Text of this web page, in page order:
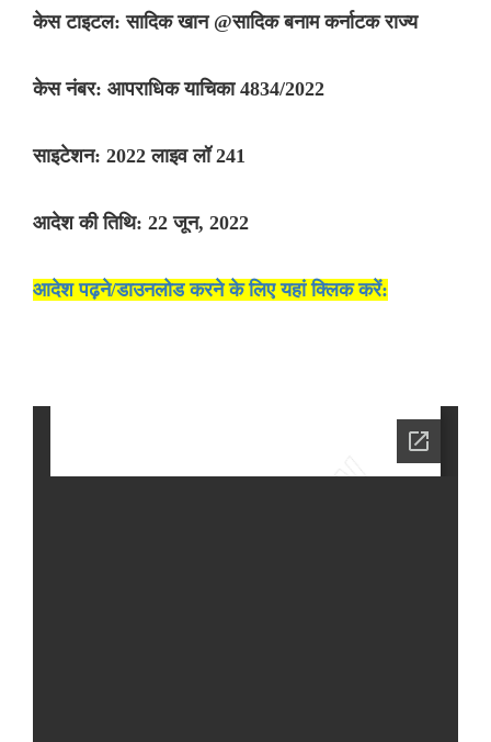
केस टाइटल: सादिक खान @सादिक बनाम कर्नाटक राज्य
केस नंबर: आपराधिक याचिका 4834/2022
साइटेशन: 2022 लाइव लॉ 241
आदेश की तिथि: 22 जून, 2022
आदेश पढ़ने/डाउनलोड करने के लिए यहां क्लिक करें: